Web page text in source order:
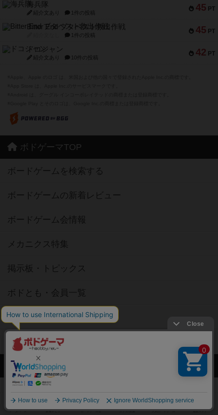
45 PT
海兵隊
紹介文あり 1件の投稿
45 PT
Bitter End ブタペスト救出作戦
1件の投稿
42 PT
ドコジャン
紹介文あり 10件の投稿
ボドゲーマTOP
ボードゲームを検索する
ボードゲームの新着レビュー
ボードゲーム会情報
メカニクス特集
掲示板・トピックス
ボドとも・会員一覧
ボードゲーム業界コラム
ボドゲーマご利用案内
ボードゲーム通販